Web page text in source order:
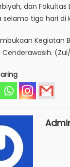
dan
selama tiga hari di
Kegiatan
Cenderawasih.